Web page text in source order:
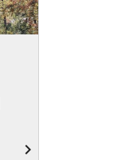
navigate_next